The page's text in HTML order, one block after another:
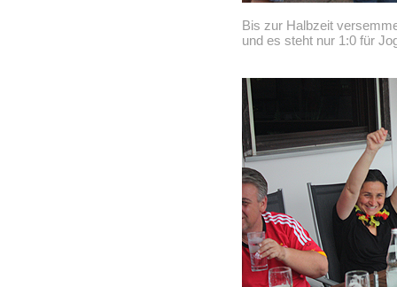
Bis zur Halbzeit
und es steht nur 1:0 für